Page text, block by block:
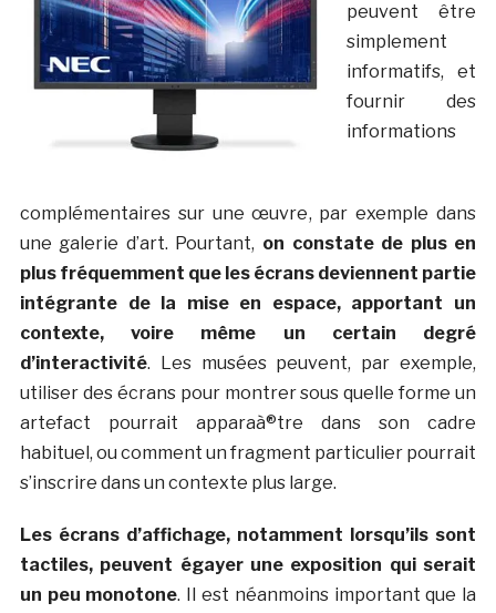
peuvent être
simplement
informatifs, et
fournir des
informations
complémentaires sur une œuvre, par exemple dans
une galerie d’art. Pourtant, on constate de plus en
plus fréquemment que les écrans deviennent partie
intégrante de la mise en espace, apportant un
contexte, voire même un certain degré
d’interactivité. Les musées peuvent, par exemple,
utiliser des écrans pour montrer sous quelle forme un
artefact pourrait apparaà®tre dans son cadre
habituel, ou comment un fragment particulier pourrait
s’inscrire dans un contexte plus large.
Les écrans d’affichage, notamment lorsqu’ils sont
tactiles, peuvent égayer une exposition qui serait
un peu monotone. Il est néanmoins important que la